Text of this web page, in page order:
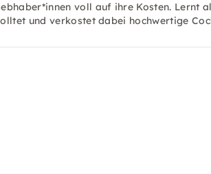
voll auf ihre Kosten. Lernt
und verkostet dabei hochwertige